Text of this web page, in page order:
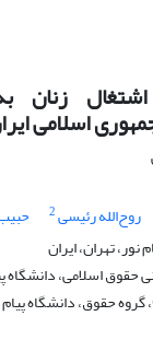
زنان
اسلامی
روح‌الله رئیسی2
تهران، ایران
حقوق اسلامی، دانشگاه
حقوق، دانشگاه پیام